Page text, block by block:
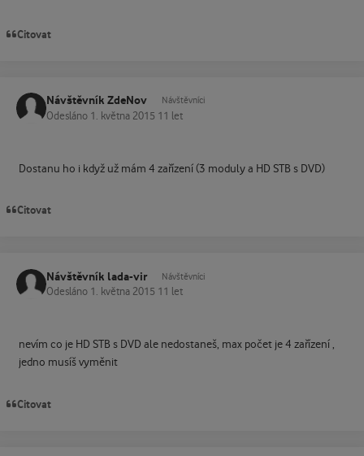
Citovat
Návštěvník ZdeNov Návštěvníci
Odesláno 1. května 2015 11 let
Dostanu ho i když už mám 4 zařízení (3 moduly a HD STB s DVD)
Citovat
Návštěvník lada-vir Návštěvníci
Odesláno 1. května 2015 11 let
nevím co je HD STB s DVD ale nedostaneš, max počet je 4 zařízení ,
jedno musíš vyměnit
Citovat